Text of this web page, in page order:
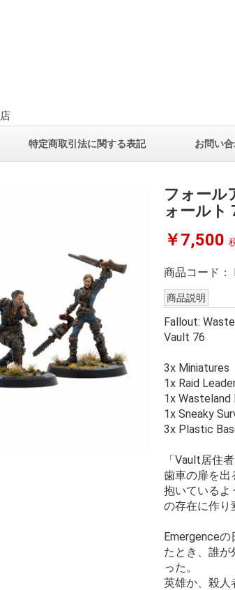
特定商取引法に関する表記 お問い
フォー
ォールト
￥7,500
商品コード：
商品説明
Fallout:
Vault 76
3x Miniatures
1x Raid
1x
1x Sneaky
3x Plastic
「Vault居住
歯車の扉を出
抱いているよ
の存在に作り
Emergence
たとき、誰が
った。
英雄か、殺人